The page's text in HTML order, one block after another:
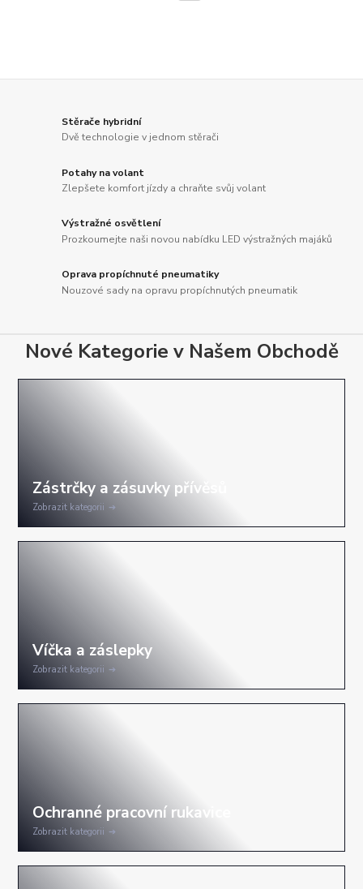
Stěrače hybridní
Dvě technologie v jednom stěrači
Potahy na volant
Zlepšete komfort jízdy a chraňte svůj volant
Výstražné osvětlení
Prozkoumejte naši novou nabídku LED výstražných majáků
Oprava propíchnuté pneumatiky
Nouzové sady na opravu propíchnutých pneumatik
Nové Kategorie v Našem Obchodě
Zobrazit kategorii
Zobrazit kategorii
Zobrazit kategorii